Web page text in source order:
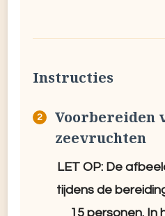
Instructies
Voorbereiden
zeevruchten
LET OP: De
tijdens de
15 personen. In